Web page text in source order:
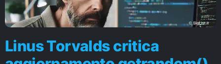
Linus Torvalds critica